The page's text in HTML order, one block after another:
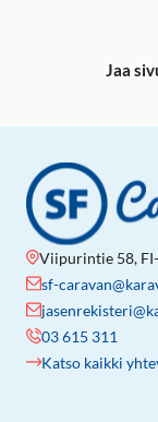
Jaa
Viipurintie 58,
sf-
03 615 311
Katso kaikki